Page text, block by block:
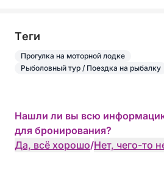
Tеги
Прогулка на моторной лодке
Рыболовный тур / Поездка на рыбалку
Нашли ли вы всю
для бронирования?
Да, всё хорошо/Нет, чего-то